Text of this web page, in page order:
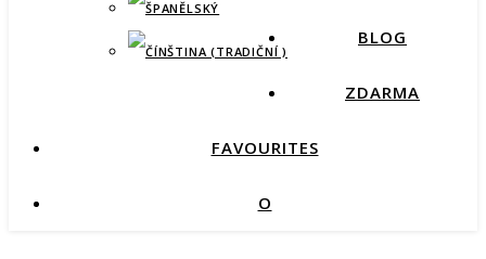
BLOG
ZDARMA
FAVOURITES
O